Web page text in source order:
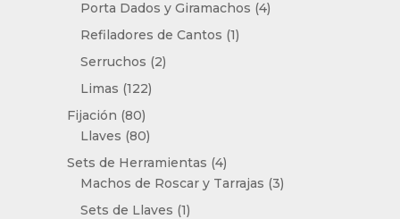
Porta Dados y Giramachos 44
Refiladores de Cantos 11
Serruchos 22
Limas 122122
Fijación 8080
productos
Llaves 8080
productos
Sets de Herramientas 44
productos
Machos de Roscar y Tarrajas 33
Sets de Llaves 11